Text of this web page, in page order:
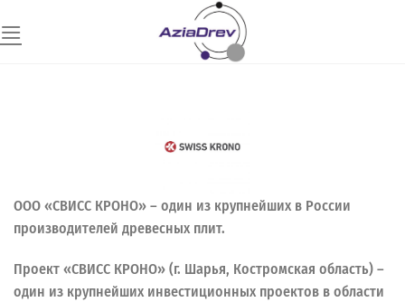
to
ООО «СВИСС КРОНО» – один из крупнейших в России
производителей древесных плит.
Проект «СВИСС КРОНО» (г. Шарья, Костромская область) –
один из крупнейших инвестиционных проектов в области